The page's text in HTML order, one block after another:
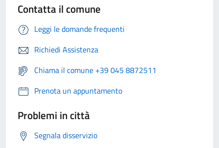
Contatta il comune
Leggi le domande frequenti
Richiedi Assistenza
Chiama il comune +39 045 8872511
Prenota un appuntamento
Problemi in città
Segnala disservizio